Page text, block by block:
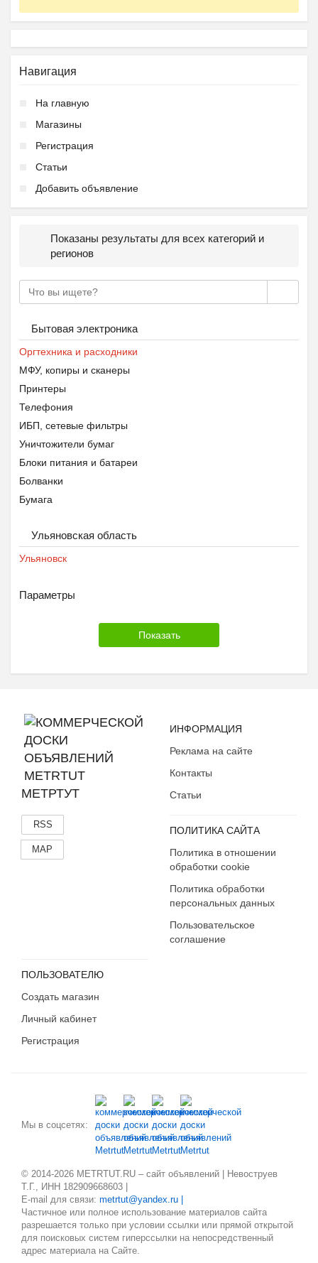
Навигация
На главную
Магазины
Регистрация
Статьи
Добавить объявление
Показаны результаты для всех категорий и
регионов
Бытовая электроника
Оргтехника и расходники
МФУ, копиры и сканеры
Принтеры
Телефония
ИБП, сетевые фильтры
Уничтожители бумаг
Блоки питания и батареи
Болванки
Бумага
Картриджи
Канцелярия
Ульяновская область
Ульяновск
Параметры
МЕТРТУТ
RSS
MAP
ИНФОРМАЦИЯ
Реклама на сайте
Контакты
Статьи
ПОЛИТИКА САЙТА
Политика в отношении
обработки cookie
Политика обработки
персональных данных
Пользовательское
соглашение
ПОЛЬЗОВАТЕЛЮ
Создать магазин
Личный кабинет
Регистрация
Мы в соцсетях:
© 2014-2026 METRTUT.RU – сайт объявлений | Невоструев
Т.Г., ИНН 182909668603 |
E-mail для связи: metrtut@yandex.ru |
Частичное или полное использование материалов сайта
разрешается только при условии ссылки или прямой открытой
для поисковых систем гиперссылки на непосредственный
адрес материала на Сайте.